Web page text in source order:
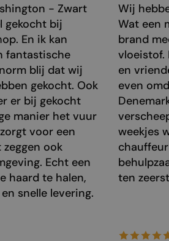
- Zwart
gekocht bij
En ik kan
fantastische
blij dat wij
gekocht. Ook
er bij gekocht
manier het vuur
voor een
ook
Echt een
haard te halen,
snelle levering.
Wij
Wat een
brand
vloeistof.
en
even
weekjes
ten